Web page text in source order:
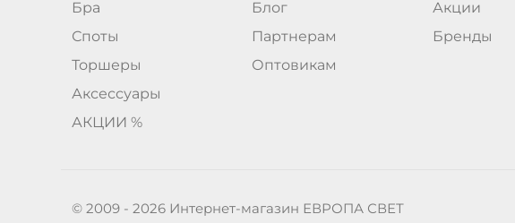
Бра
Споты
Торшеры
Аксессуары
АКЦИИ %
Блог
Партнерам
Оптовикам
Акции
Бренды
© 2009 - 2026 Интернет-магазин ЕВРОПА СВЕТ